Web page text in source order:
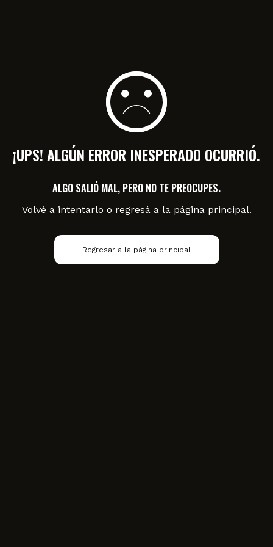
¡UPS! ALGÚN ERROR INESPERADO OCURRIÓ.
ALGO SALIÓ MAL, PERO NO TE PREOCUPES.
Volvé a intentarlo o regresá a la página principal.
Regresar a la página principal